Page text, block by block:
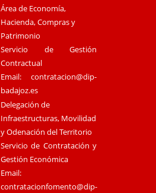
Área de Economía,
Hacienda, Compras y
Patrimonio
Servicio de Gestión
Contractual
Email:contratacion@dip-
badajoz.es
Delegación de
Infraestructuras, Movilidad
y Odenación del Territorio
Servicio de Contratación y
Gestión Económica
Email:
contratacionfomento@dip-